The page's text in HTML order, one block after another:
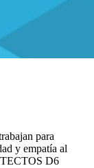
para
y empatía al
D6